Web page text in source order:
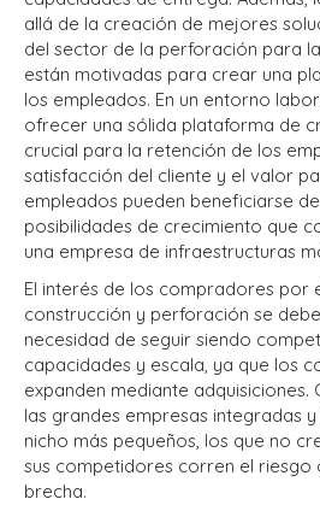
allá de la creación de mejores
del sector de la perforación para
están motivadas para crear una
los empleados. En un entorno
ofrecer una sólida plataforma de
crucial para la retención de los
satisfacción del cliente y el valor
empleados pueden beneficiarse
posibilidades de crecimiento que
una empresa de infraestructuras
El interés de los compradores por
construcción y perforación se
necesidad de seguir siendo
capacidades y escala, ya que los
expanden mediante adquisiciones.
las grandes empresas integradas
nicho más pequeños, los que no
sus competidores corren el riesgo
brecha.